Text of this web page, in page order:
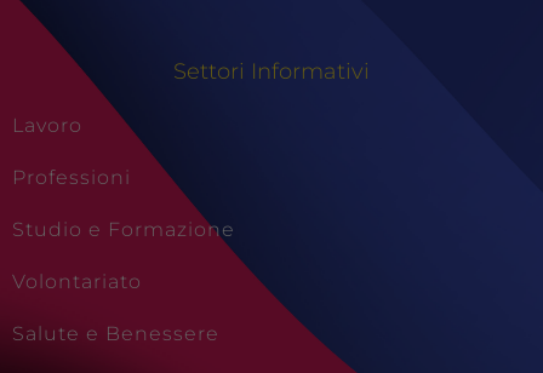
Settori Informativi
Lavoro
Professioni
Studio e Formazione
Volontariato
Salute e Benessere